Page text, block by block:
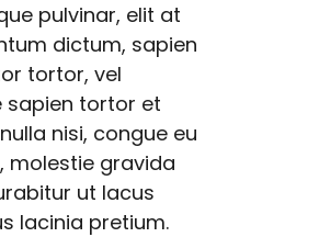
pulvinar, elit at
dictum, sapien
tortor, vel
sapien tortor et
nisi, congue eu
molestie gravida
ut lacus
lacinia pretium.